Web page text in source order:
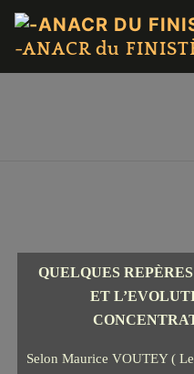
-ANACR du
QUELQUES
ET
Selon Maurice VOUTEY (